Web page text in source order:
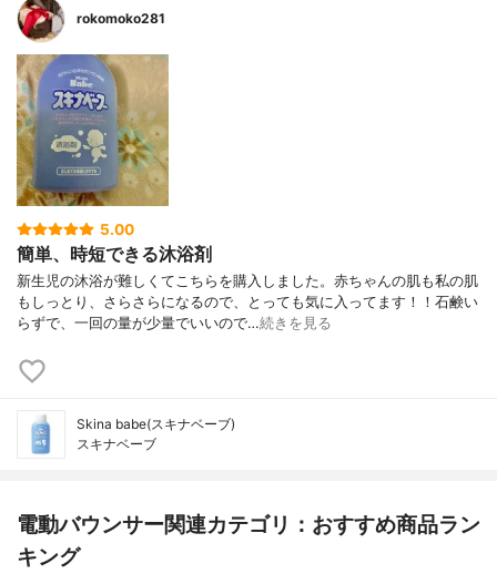
rokomoko281
5.00
簡単、時短できる沐浴剤
新生児の沐浴が難しくてこちらを購入しました。赤ちゃんの肌も私の肌
もしっとり、さらさらになるので、とっても気に入ってます！！石鹸い
らずで、一回の量が少量でいいので…続きを見る
Skina babe(スキナベーブ)
スキナベーブ
電動バウンサー関連カテゴリ：おすすめ商品ラン
キング